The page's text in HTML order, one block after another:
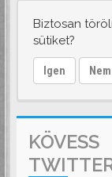
Biztosan
sütiket?
Igen Nem
KÖVESS